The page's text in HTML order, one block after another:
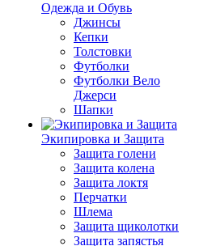
Одежда и Обувь
Джинсы
Кепки
Толстовки
Футболки
Футболки Вело
Джерси
Шапки
Экипировка и Защита
Защита голени
Защита колена
Защита локтя
Перчатки
Шлема
Защита щиколотки
Защита запястья